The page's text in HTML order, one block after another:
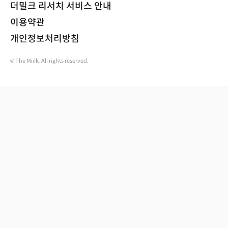
더밀크 리서치 서비스 안내
이용약관
개인정보처리방침
© The Miilk. All rights reserved.